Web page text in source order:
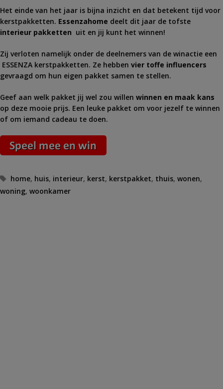
Het einde van het jaar is bijna inzicht en dat betekent tijd voor
kerstpakketten. Essenzahome deelt dit jaar de tofste
interieur pakketten uit en jij kunt het winnen!
Zij verloten namelijk onder de deelnemers van de winactie een
ESSENZA kerstpakketten. Ze hebben vier toffe influencers
gevraagd om hun eigen pakket samen te stellen.
Geef aan welk pakket jij wel zou willen winnen en maak kans
op deze mooie prijs. Een leuke pakket om voor jezelf te winnen
of om iemand cadeau te doen.
Tags
home, huis, interieur, kerst, kerstpakket, thuis,wonen,
woning, woonkamer